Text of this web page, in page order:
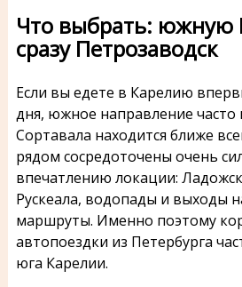
Что выбрать: южную
сразу Петрозаводск
Если вы едете в Карелию
дня, южное направление часто
Сортавала находится ближе
рядом сосредоточены очень
впечатлению локации:
Рускеала, водопады и выходы
маршруты. Именно поэтому
автопоездки из Петербурга
юга Карелии.